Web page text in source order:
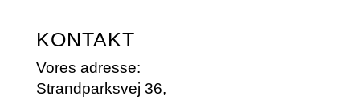
KONTAKT
Vores adresse:
Strandparksvej 36,